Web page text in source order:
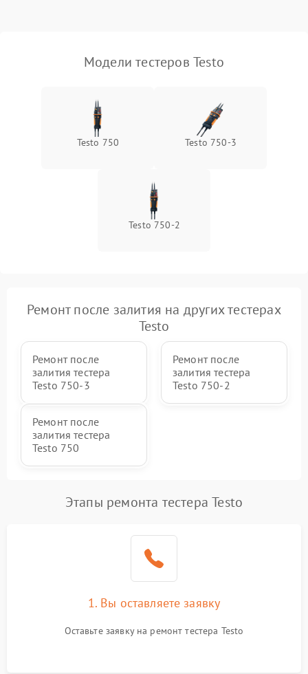
1500 ₽ Подробнее →
Подробнее →
Модели тестеров Testo
Testo 750 Testo 750-3
Testo 750-2
Ремонт после залития на других тестерах
Testo
Ремонт после
залития тестера
Testo 750-3
Ремонт после
залития тестера
Testo 750-2
Ремонт после
залития тестера
Testo 750
Этапы ремонта тестера Testo
1. Вы оставляете заявку
Оставьте заявку на ремонт тестера Testo